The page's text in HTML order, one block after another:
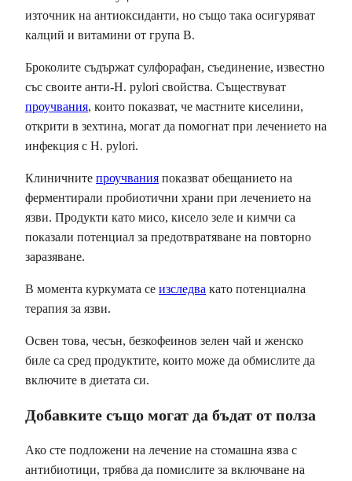
източник на антиоксиданти, но също така осигуряват
калций и витамини от група В.
Броколите съдържат сулфорафан, съединение, известно
със своите анти-H. pylori свойства. Съществуват
проучвания, които показват, че мастните киселини,
открити в зехтина, могат да помогнат при лечението на
инфекция с H. pylori.
Клиничните проучвания показват обещанието на
ферментирали пробиотични храни при лечението на
язви. Продукти като мисо, кисело зеле и кимчи са
показали потенциал за предотвратяване на повторно
заразяване.
В момента куркумата се изследва като потенциална
терапия за язви.
Освен това, чесън, безкофеинов зелен чай и женско
биле са сред продуктите, които може да обмислите да
включите в диетата си.
Добавките също могат да бъдат от полза
Ако сте подложени на лечение на стомашна язва с
антибиотици, трябва да помислите за включване на